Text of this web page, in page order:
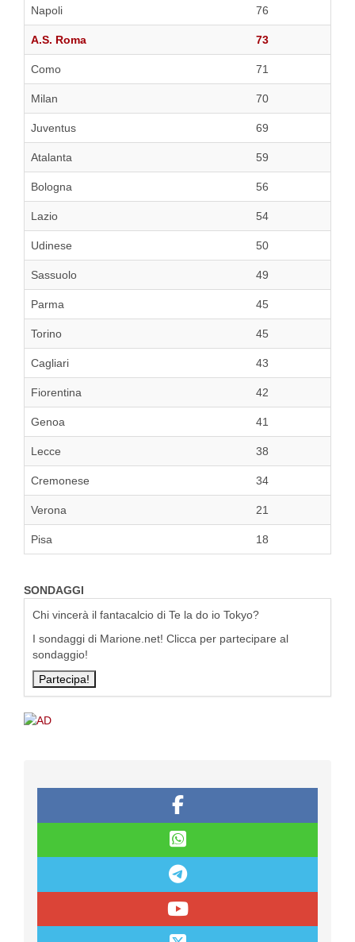
Napoli 76
A.S. Roma 73
Como 71
Milan 70
Juventus 69
Atalanta 59
Bologna 56
Lazio 54
Udinese 50
Sassuolo 49
Parma 45
Torino 45
Cagliari 43
Fiorentina 42
Genoa 41
Lecce 38
Cremonese 34
Verona 21
Pisa 18
SONDAGGI
Chi vincerà il fantacalcio di Te la do io Tokyo?
I sondaggi di Marione.net! Clicca per partecipare al
sondaggio!